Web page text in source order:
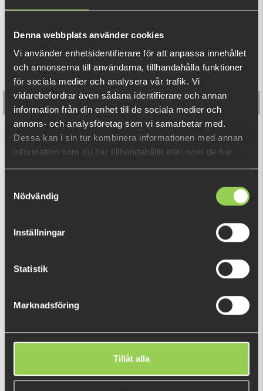
Denna webbplats använder cookies
Vi använder enhetsidentifierare för att anpassa innehållet
och annonserna till användarna, tillhandahålla funktioner
för sociala medier och analysera vår trafik. Vi
vidarebefordrar även sådana identifierare och annan
information från din enhet till de sociala medier och
annons- och analysföretag som vi samarbetar med.
Dessa kan i sin tur kombinera informationen med annan
information som du har tillhandahållit eller som de har
Nödvändig
Inställningar
Statistik
Marknadsföring
Tillåt alla
- Super flexible hand-tied skirt
- Available in stunning colors
- A super bait for Perch, Zander, Bass and Pike!
Flatnose Mini 9cm, 10-pack
€12.70
Berkley DEX Chatterbait TG 11g
€14.53